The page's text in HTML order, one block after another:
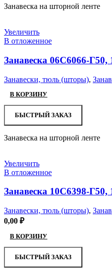
Занавеска на шторной ленте
Увеличить
В отложенное
Занавеска 06С6066-Г50,
Занавески, тюль (шторы),
В КОРЗИНУ
БЫСТРЫЙ ЗАКАЗ
Занавеска на шторной ленте
Увеличить
В отложенное
Занавеска 10С6398-Г50,
Занавески, тюль (шторы),
0,00 ₽
В КОРЗИНУ
БЫСТРЫЙ ЗАКАЗ